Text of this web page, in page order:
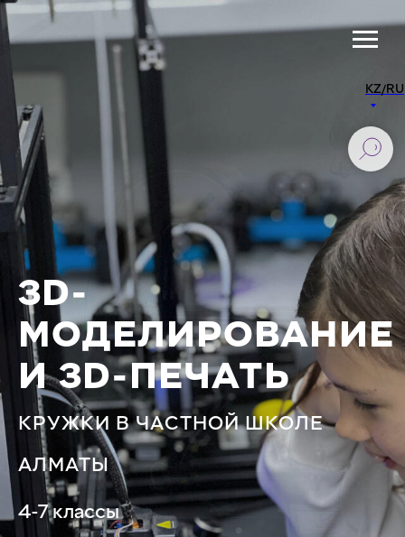
KZ/RU
3D-
МОДЕЛИРОВАНИЕ
И 3D-ПЕЧАТЬ
КРУЖКИ В ЧАСТНОЙ ШКОЛЕ
АЛМАТЫ
4-7 классы